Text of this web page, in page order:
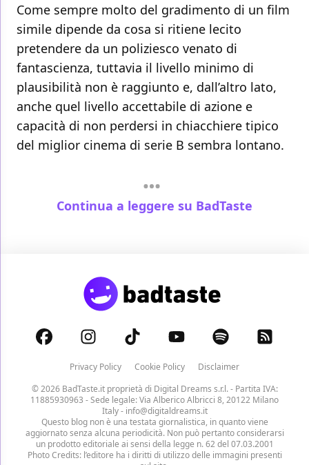
Come sempre molto del gradimento di un film
simile dipende da cosa si ritiene lecito
pretendere da un poliziesco venato di
fantascienza, tuttavia il livello minimo di
plausibilità non è raggiunto e, dall’altro lato,
anche quel livello accettabile di azione e
capacità di non perdersi in chiacchiere tipico
del miglior cinema di serie B sembra lontano.
Continua a leggere su BadTaste
Privacy Policy Cookie Policy
Disclaimer
© 2026 BadTaste.it proprietà di Digital Dreams s.r.l.- Partita IVA:
11885930963 - Sede legale: Via Alberico Albricci 8, 20122 Milano
Italy - info@digitaldreams.it
Questo blog non è una testata giornalistica, in quanto viene
aggiornato senza alcuna periodicità. Non può pertanto considerarsi
un prodotto editoriale ai sensi della legge n. 62 del 07.03.2001
Photo Credits: l’editore ha i diritti di utilizzo delle immagini presenti